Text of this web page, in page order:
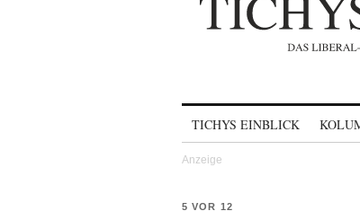
TICHYS EINBLICK
5 VOR 12